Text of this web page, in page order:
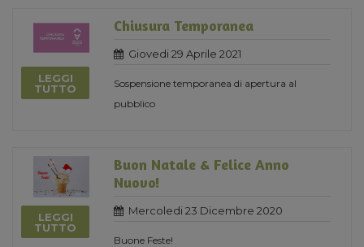
LEGGI
TUTTO
Chiusura Temporanea
Giovedi 29 Aprile 2021
Sospensione temporanea di apertura al
pubblico
LEGGI
TUTTO
Buon Natale & Felice Anno
Nuovo!
Mercoledi 23 Dicembre 2020
Buone Feste!